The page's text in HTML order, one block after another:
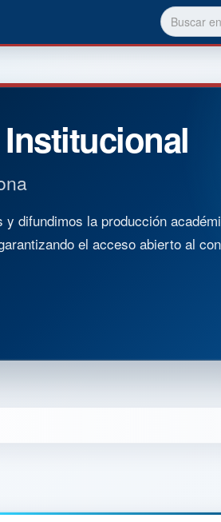
y difundimos la producción
el acceso abierto al